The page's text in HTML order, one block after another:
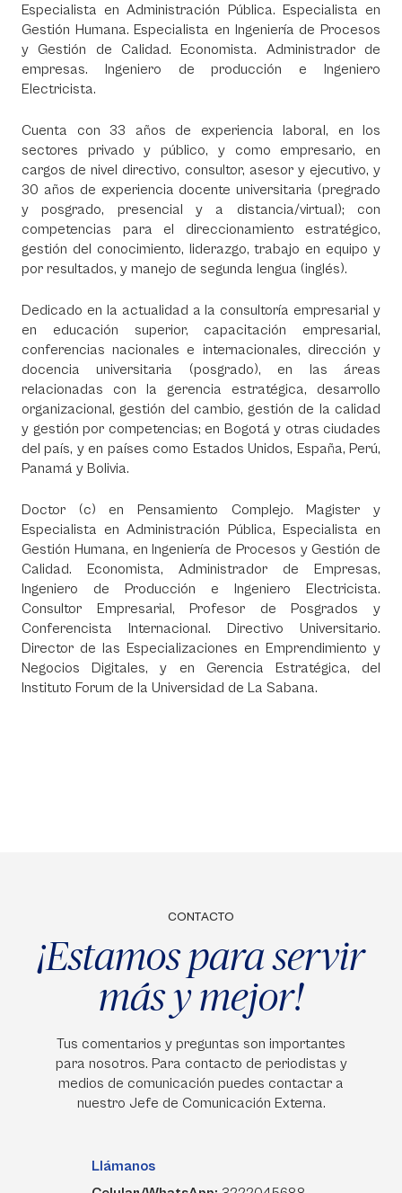
Especialista en Administración Pública. Especialista en
Gestión Humana. Especialista en Ingeniería de Procesos
y Gestión de Calidad. Economista. Administrador de
empresas. Ingeniero de producción e Ingeniero
Electricista.
Cuenta con 33 años de experiencia laboral, en los
sectores privado y público, y como empresario, en
cargos de nivel directivo, consultor, asesor y ejecutivo, y
30 años de experiencia docente universitaria (pregrado
y posgrado, presencial y a distancia/virtual); con
competencias para el direccionamiento estratégico,
gestión del conocimiento, liderazgo, trabajo en equipo y
por resultados, y manejo de segunda lengua (inglés).
Dedicado en la actualidad a la consultoría empresarial y
en educación superior, capacitación empresarial,
conferencias nacionales e internacionales, dirección y
docencia universitaria (posgrado), en las áreas
relacionadas con la gerencia estratégica, desarrollo
organizacional, gestión del cambio, gestión de la calidad
y gestión por competencias; en Bogotá y otras ciudades
del país, y en países como Estados Unidos, España, Perú,
Panamá y Bolivia.
Doctor (c) en Pensamiento Complejo. Magister y
Especialista en Administración Pública, Especialista en
Gestión Humana, en Ingeniería de Procesos y Gestión de
Calidad. Economista, Administrador de Empresas,
Ingeniero de Producción e Ingeniero Electricista.
Consultor Empresarial, Profesor de Posgrados y
Conferencista Internacional. Directivo Universitario.
Director de las Especializaciones en Emprendimiento y
Negocios Digitales, y en Gerencia Estratégica, del
Instituto Forum de la Universidad de La Sabana.
CONTACTO
¡Estamos para servir
más y mejor!
Tus comentarios y preguntas son importantes
para nosotros. Para contacto de periodistas y
medios de comunicación puedes contactar a
nuestro Jefe de Comunicación Externa.
Llámanos